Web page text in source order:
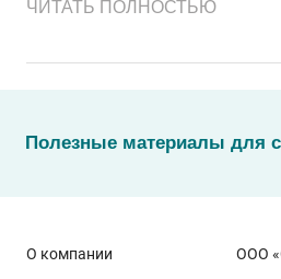
ЧИТАТЬ ПОЛНОСТЬЮ
Полезные материалы для
О компании
ООО